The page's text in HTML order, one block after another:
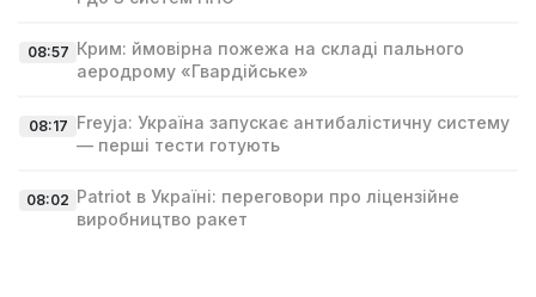
08:57 Крим: ймовірна пожежа на складі пального
аеродрому «Гвардійське»
08:17 Freyja: Україна запускає антибалістичну систему
— перші тести готують
08:02 Patriot в Україні: переговори про ліцензійне
виробництво ракет